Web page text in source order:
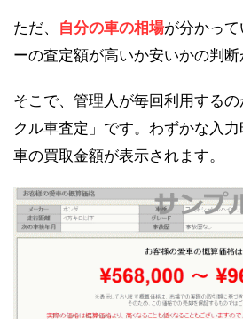
ただ、 自分の車の相場が分かっ
ーの査定額が高いか安いかの判断
そこで、管理人が毎回利用する
クル車査定」です。わずかな入
車の買取金額が表示されます。